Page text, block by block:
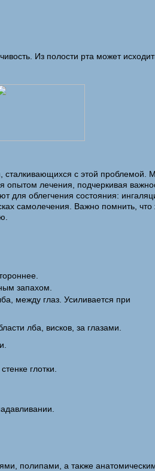
Из полости рта может
с этой проблемой.
лечения, подчеркивая
для облегчения состояния:
самолечения. Важно помнить, что
запахом.
между глаз. Усиливается при
лба, висков, за глазами.
глотки.
полипами, а также